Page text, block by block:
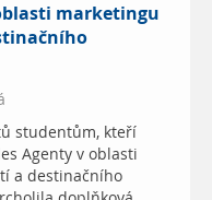
marketingu
studentům, kteří
Agenty v oblasti
a destinačního